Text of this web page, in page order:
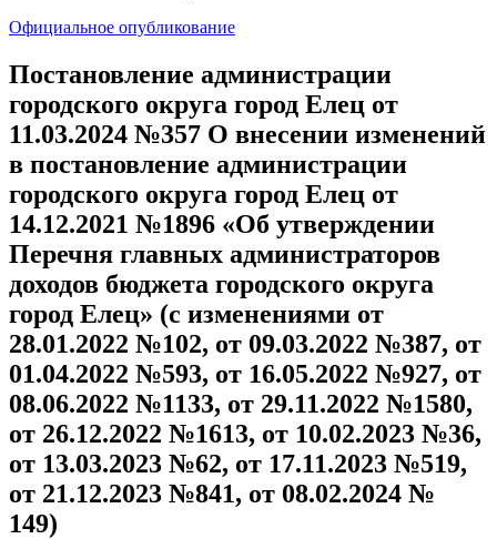
Официальное опубликование
Постановление администрации
городского округа город Елец от
11.03.2024 №357 О внесении изменений
в постановление администрации
городского округа город Елец от
14.12.2021 №1896 «Об утверждении
Перечня главных администраторов
доходов бюджета городского округа
город Елец» (с изменениями от
28.01.2022 №102, от 09.03.2022 №387, от
01.04.2022 №593, от 16.05.2022 №927, от
08.06.2022 №1133, от 29.11.2022 №1580,
от 26.12.2022 №1613, от 10.02.2023 №36,
от 13.03.2023 №62, от 17.11.2023 №519,
от 21.12.2023 №841, от 08.02.2024 №
149)